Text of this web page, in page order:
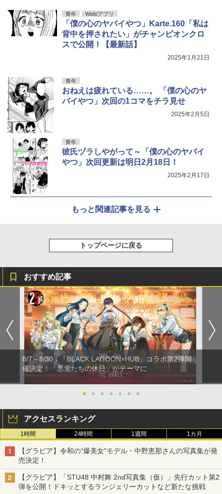
青年 Web/アプリ
「僕の心のヤバイやつ」Karte.160「私は
背中を押されたい」がチャンピオンクロ
スで公開！【最新話】
2025年1月21日
青年
おねえは疲れている……。 「僕の心のヤ
バイやつ」次回の1コマをチラ見せ
2025年2月5日
青年
彼氏ヅラしやがって～「僕の心のヤバイ
やつ」次回更新は明日2月18日！
2025年2月17日
もっと関連記事を見る
トップページに戻る
おすすめ記事
8/7～8/30：「BLACK LAGOON×HUB」コラボ第2弾開
催決定！「悪党たちの休日」がテーマに
● ● ● ● ● ● ●
アクセスランキング
1時間 24時間 1週間 1カ月
【グラビア】令和の“爆美女”モデル・中野恵那さんの写真集が発
売決定！
【グラビア】「STU48 中村舞 2nd写真集（仮）」先行カット第2
弾を公開！ドキッとするランジェリーカットなど新たな挑戦